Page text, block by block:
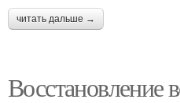
читать дальше →
Восстановление